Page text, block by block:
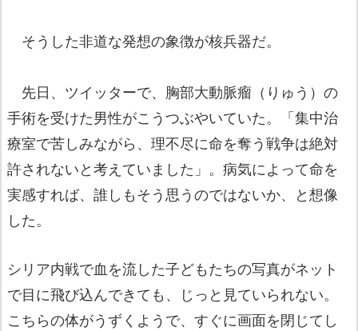
そうした非道な発想の象徴が核兵器だ。
先日、ツイッターで、胸部大動脈瘤（りゅう）の
手術を受けた男性がこうつぶやいていた。「集中治
療室で苦しみながら、理不尽に命を奪う戦争は絶対
許されないと考えていました」。病気によって命を
実感すれば、誰しもそう思うのではないか、と想像
した。
シリア内戦で血を流した子どもたちの写真がネット
で目に飛び込んできても、じっと見ていられない。
こちらの体がうずくようで、すぐに画面を閉じてし